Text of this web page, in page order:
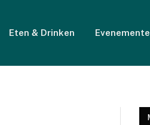
Eten & Drinken